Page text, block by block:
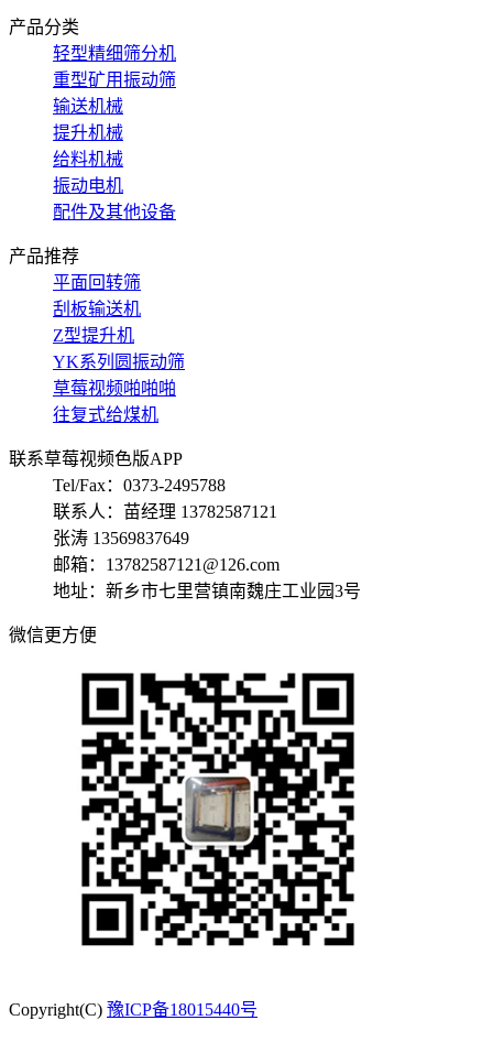
产品分类
轻型精细筛分机
重型矿用振动筛
输送机械
提升机械
给料机械
振动电机
配件及其他设备
产品推荐
平面回转筛
刮板输送机
Z型提升机
YK系列圆振动筛
草莓视频啪啪啪
往复式给煤机
联系草莓视频色版APP
Tel/Fax：0373-2495788
联系人：苗经理 13782587121
张涛 13569837649
邮箱：13782587121@126.com
地址：新乡市七里营镇南魏庄工业园3号
微信更方便
Copyright(C) 豫ICP备18015440号